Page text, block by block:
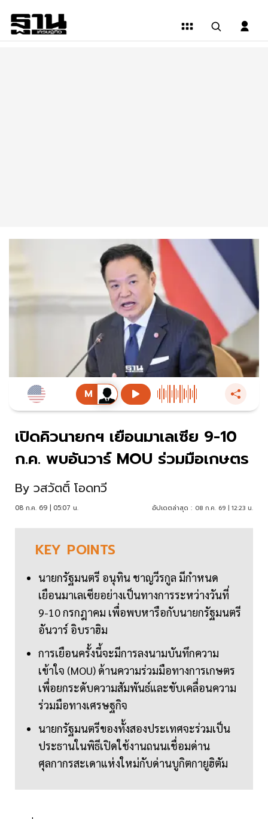
เปิดคิวนายกฯ เยือนมาเลเซีย 9-10
ก.ค. พบอันวาร์ MOU ร่วมมือเกษตร
By วสวัตติ์ โอดทวี
08 ก.ค. 69 | 05:07 น. อัปเดตล่าสุด : 08 ก.ค. 69 | 12:23 น.
KEY POINTS
นายกรัฐมนตรี อนุทิน ชาญวีรกูล มีกำหนด
เยือนมาเลเซียอย่างเป็นทางการระหว่างวันที่
9-10 กรกฎาคม เพื่อพบหารือกับนายกรัฐมนตรี
อันวาร์ อิบราฮิม
การเยือนครั้งนี้จะมีการลงนามบันทึกความ
เข้าใจ (MOU) ด้านความร่วมมือทางการเกษตร
เพื่อยกระดับความสัมพันธ์และขับเคลื่อนความ
ร่วมมือทางเศรษฐกิจ
นายกรัฐมนตรีของทั้งสองประเทศจะร่วมเป็น
ประธานในพิธีเปิดใช้งานถนนเชื่อมด่าน
ศุลกากรสะเดาแห่งใหม่กับด่านบูกิตกายูฮิตัม